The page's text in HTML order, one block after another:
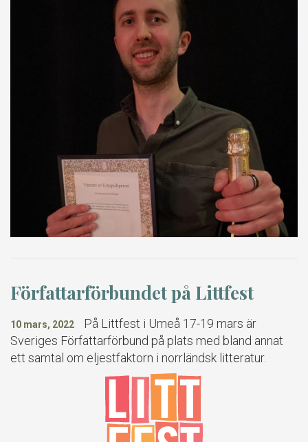
Författarförbundet på Littfest
10 mars, 2022
På Littfest i Umeå 17-19 mars är
Sveriges Författarförbund på plats med bland annat
ett samtal om eljestfaktorn i norrländsk litteratur.